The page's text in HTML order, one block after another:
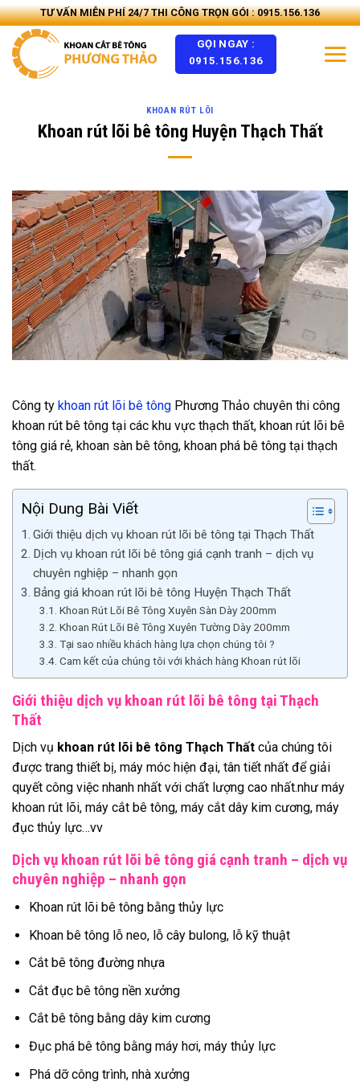
Skip
to
content
TƯ VẤN MIỄN PHÍ 24/7 THI CÔNG TRỌN GÓI : 0915.156.136
GỌI NGAY :
0915.156.136
KHOAN RÚT LÕI
Khoan rút lõi bê tông Huyện Thạch Thất
Công ty khoan rút lõi bê tông Phương Thảo chuyên thi công
khoan rút bê tông tại các khu vực thạch thất, khoan rút lõi bê
tông giá rẻ, khoan sàn bê tông, khoan phá bê tông tại thạch
thất.
Nội Dung Bài Viết
Giới thiệu dịch vụ khoan rút lõi bê tông tại Thạch Thất
Dịch vụ khoan rút lõi bê tông giá cạnh tranh – dịch vụ
chuyên nghiệp – nhanh gọn
Bảng giá khoan rút lõi bê tông Huyện Thạch Thất
Khoan Rút Lõi Bê Tông Xuyên Sàn Dày 200mm
Khoan Rút Lõi Bê Tông Xuyên Tường Dày 200mm
Tại sao nhiều khách hàng lựa chọn chúng tôi ?
Cam kết của chúng tôi với khách hàng Khoan rút lõi
Giới thiệu dịch vụ khoan rút lõi bê tông tại Thạch
Thất
Dịch vụ khoan rút lõi bê tông Thạch Thất của chúng tôi
được trang thiết bị, máy móc hiện đại, tân tiết nhất để giải
quyết công việc nhanh nhất với chất lượng cao nhất.như máy
khoan rút lõi, máy cắt bê tông, máy cắt dây kim cương, máy
đục thủy lực…vv
Dịch vụ khoan rút lõi bê tông giá cạnh tranh – dịch vụ
chuyên nghiệp – nhanh gọn
Khoan rút lõi bê tông bằng thủy lực
Khoan bê tông lỗ neo, lỗ cây bulong, lỗ kỹ thuật
Cắt bê tông đường nhựa
Cắt đục bê tông nền xưởng
Cắt bê tông bằng dây kim cương
Đục phá bê tông bằng máy hơi, máy thủy lực
Phá dỡ công trình, nhà xưởng